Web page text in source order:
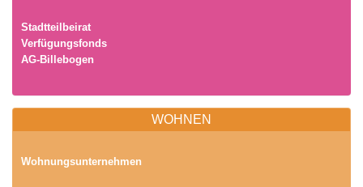
Stadtteilbeirat
Verfügungsfonds
AG-Billebogen
WOHNEN
Wohnungsunternehmen